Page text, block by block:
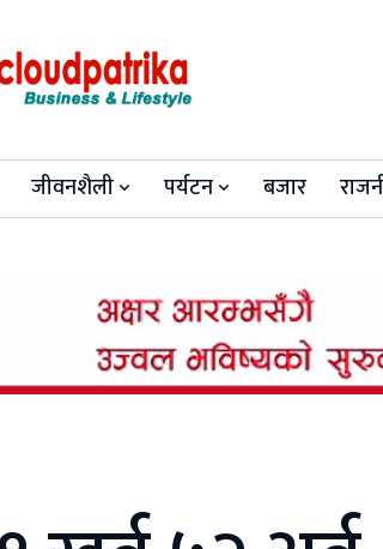
जीवनशैली पर्यटन बजार